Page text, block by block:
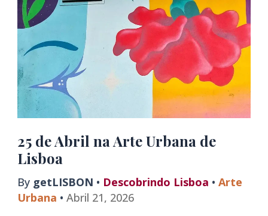
25 de Abril na Arte Urbana de
Lisboa
By getLISBON • Descobrindo Lisboa • Arte
Urbana • Abril 21, 2026